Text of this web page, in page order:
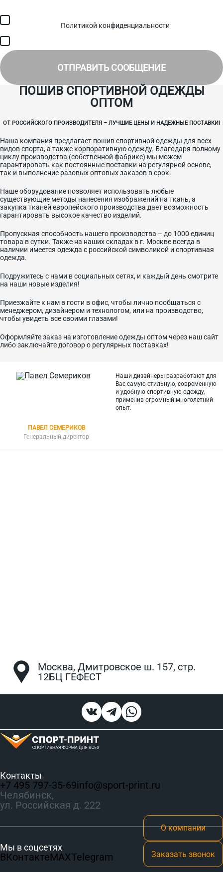
Политикой конфиденциальности
ОТПРАВИТЬ СООБЩЕНИЕ
ПОШИВ СПОРТИВНОЙ ОДЕЖДЫ
ОПТОМ
ОТ РОССИЙСКОГО ПРОИЗВОДИТЕЛЯ – ЛУЧШИЕ ЦЕНЫ И НАДЕЖНЫЕ ПОСТАВКИ!
Наша компания предлагает пошив спортивной одежды для всех
видов спорта, а также корпоративную одежду. Благодаря полному
циклу производства (собственной фабрике) мы можем
гарантировать как постоянные поставки на регулярной основе,
так и выполнение разовых оптовых заказов в срок.
Наше оборудование позволяет использовать любые
существующие методы нанесения изображений на ткань, а
закупка тканей европейского производства дает возможность
гарантировать высокое качество изделий.
Пропускная способность нашего производства – до 1000 единиц
товара в сутки. Также на наших складах в г. Москве всегда в
наличии имеется одежда с российской символикой и спортивная
одежда.
Подружитесь с нами в социальных сетях, и каждый день смотрите
на наши новые изделия!
Приезжайте к нам в гости в офис, чтобы лично пообщаться с
менеджером, дизайнером и технологом, или на производство,
чтобы увидеть все своими глазами!
Оформляйте заказ на изготовление одежды оптом через наш сайт
либо заключайте договор о регулярных поставках!
ПАВЕЛ СЕМЕРИКОВ
Генеральный директор
Наши дизайнеры разработают для
Вас самую стильную, современную
и удобную спортивную одежду,
применив огромный многолетний
опыт.
Москва, Дмитровское ш. 157, стр.
12БЦ ГЕФЕСТ
Контакты
+7 495 797‑35-69info@sport-print.ru
Челябинск,
ул. Российская д. 222
Мы в соцсетях
ВКонтактеMAXTelegram
О компании
Заказать звонок